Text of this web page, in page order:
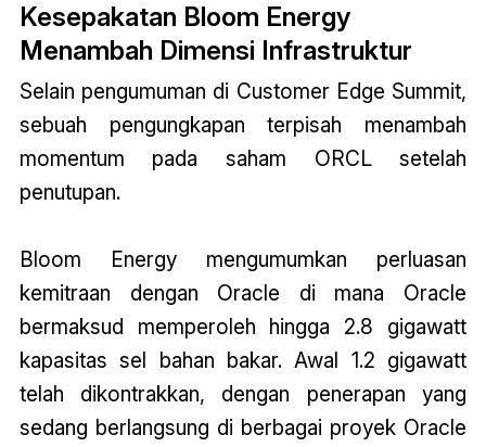
Kesepakatan Bloom Energy
Menambah Dimensi Infrastruktur
Selain pengumuman di Customer Edge Summit,
sebuah pengungkapan terpisah menambah
momentum pada saham ORCL setelah
penutupan.
Bloom Energy mengumumkan perluasan
kemitraan dengan Oracle di mana Oracle
bermaksud memperoleh hingga 2.8 gigawatt
kapasitas sel bahan bakar. Awal 1.2 gigawatt
telah dikontrakkan, dengan penerapan yang
sedang berlangsung di berbagai proyek Oracle